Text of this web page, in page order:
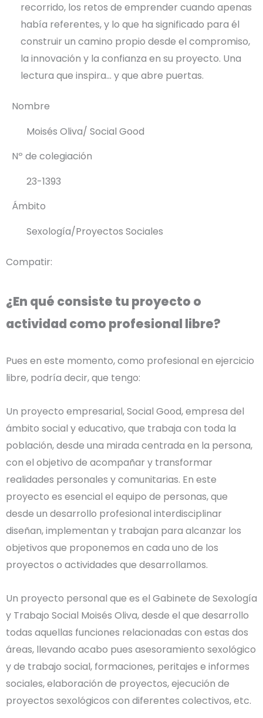
recorrido, los retos de emprender cuando apenas
había referentes, y lo que ha significado para él
construir un camino propio desde el compromiso,
la innovación y la confianza en su proyecto. Una
lectura que inspira… y que abre puertas.
Nombre
Moisés Oliva/ Social Good
Nº de colegiación
23-1393
Ámbito
Sexología/Proyectos Sociales
Compatir:
¿En qué consiste tu proyecto o
actividad como profesional libre?
Pues en este momento, como profesional en ejercicio
libre, podría decir, que tengo:
Un proyecto empresarial, Social Good, empresa del
ámbito social y educativo, que trabaja con toda la
población, desde una mirada centrada en la persona,
con el objetivo de acompañar y transformar
realidades personales y comunitarias. En este
proyecto es esencial el equipo de personas, que
desde un desarrollo profesional interdisciplinar
diseñan, implementan y trabajan para alcanzar los
objetivos que proponemos en cada uno de los
proyectos o actividades que desarrollamos.
Un proyecto personal que es el Gabinete de Sexología
y Trabajo Social Moisés Oliva, desde el que desarrollo
todas aquellas funciones relacionadas con estas dos
áreas, llevando acabo pues asesoramiento sexológico
y de trabajo social, formaciones, peritajes e informes
sociales, elaboración de proyectos, ejecución de
proyectos sexológicos con diferentes colectivos, etc.